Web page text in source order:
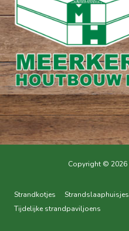
Copyright © 2026
Strandkotjes Strandslaaphuisjes
Tijdelijke strandpaviljoens